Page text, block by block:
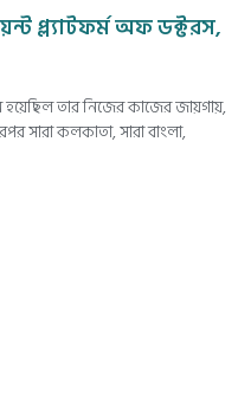
প্ল্যাটফর্ম অফ ডক্টরস,
তার নিজের কাজের জায়গায়,
সারা কলকাতা, সারা বাংলা,